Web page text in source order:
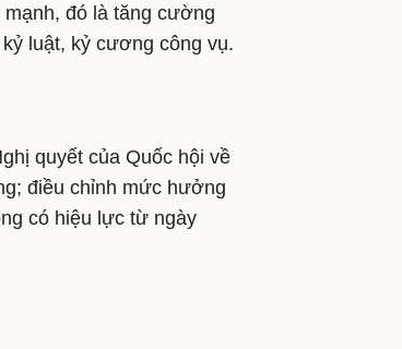
đó là tăng cường
luật, kỷ cương công vụ.
quyết của Quốc hội về
điều chỉnh mức hưởng
có hiệu lực từ ngày